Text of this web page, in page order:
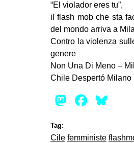
“El violador eres tu”,
il flash mob che sta
del mondo arriva a
Contro la violenza
genere
Non Una Di Meno –
Chile Despertó Milano
Mastodon
Tag:
Cile femministe